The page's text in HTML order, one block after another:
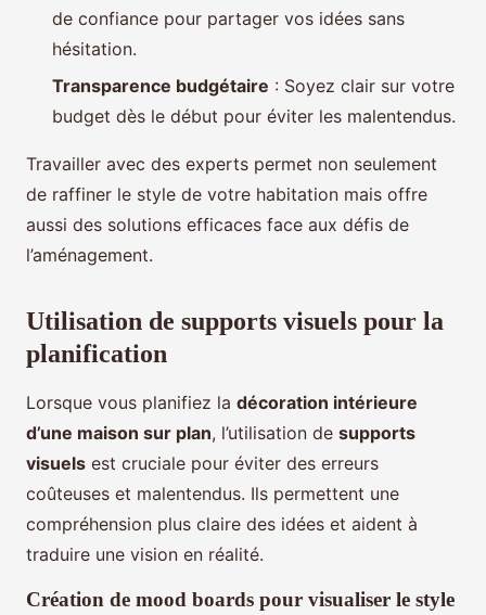
de confiance pour partager vos idées sans
hésitation.
Transparence budgétaire : Soyez clair sur votre
budget dès le début pour éviter les malentendus.
Travailler avec des experts permet non seulement
de raffiner le style de votre habitation mais offre
aussi des solutions efficaces face aux défis de
l’aménagement.
Utilisation de supports visuels pour la
planification
Lorsque vous planifiez la décoration intérieure
d’une maison sur plan, l’utilisation de supports
visuels est cruciale pour éviter des erreurs
coûteuses et malentendus. Ils permettent une
compréhension plus claire des idées et aident à
traduire une vision en réalité.
Création de mood boards pour visualiser le style